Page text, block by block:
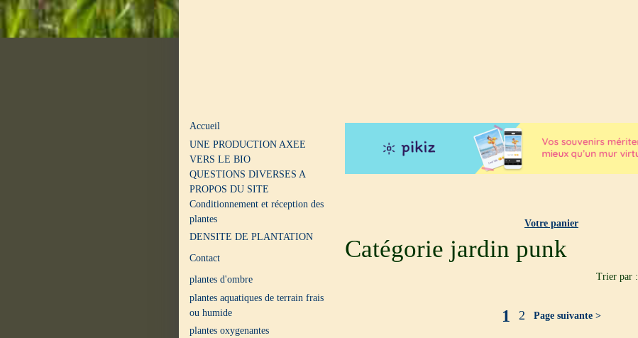
Accueil
UNE PRODUCTION AXEE
VERS LE BIO
QUESTIONS DIVERSES A
PROPOS DU SITE
Conditionnement et réception des
plantes
DENSITE DE PLANTATION
Contact
plantes d'ombre
plantes aquatiques de terrain frais
ou humide
plantes oxygenantes
Votre panier
Catégorie jardin punk
Trier par :
1 2 Page suivante >